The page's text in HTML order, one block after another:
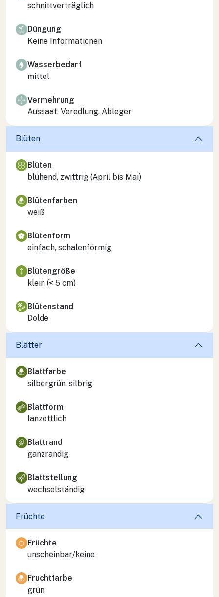
schnittverträglich
Düngung
Keine Informationen
Wasserbedarf
mittel
Vermehrung
Aussaat, Veredlung, Ableger
Blüten
Blüten
blühend, zwittrig (April bis Mai)
Blütenfarben
weiß
Blütenform
einfach, schalenförmig
Blütengröße
klein (< 5 cm)
Blütenstand
Dolde
Blätter
Blattfarbe
silbergrün, silbrig
Blattform
lanzettlich
Blattrand
ganzrandig
Blattstellung
wechselständig
Früchte
Früchte
unscheinbar/keine
Fruchtfarbe
grün